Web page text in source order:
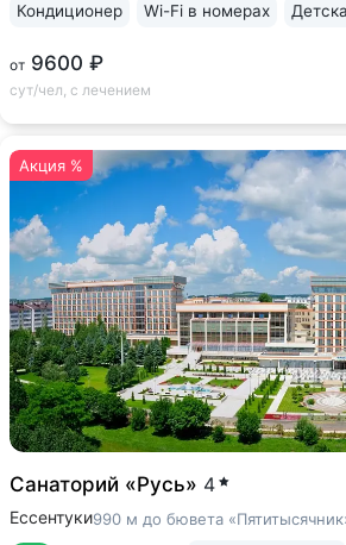
от 9600 ₽
сут/чел, с лечением
Кондиционер Wi-Fi в номерах
Акция %
Санаторий «Русь» 4
Ессентуки990 м до бювета